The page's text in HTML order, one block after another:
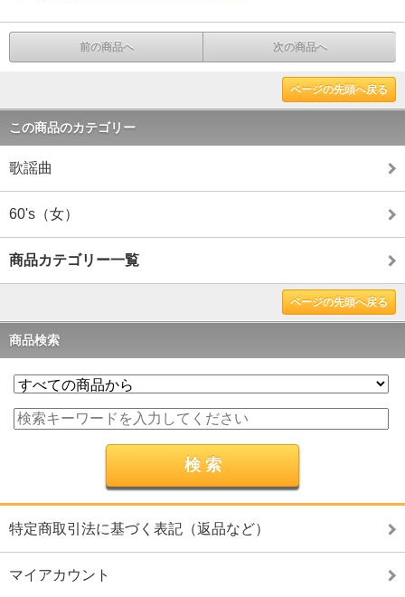
前の商品へ 次の商品へ
ページの先頭へ戻る
この商品のカテゴリー
歌謡曲
60's（女）
商品カテゴリー一覧
ページの先頭へ戻る
商品検索
特定商取引法に基づく表記（返品など）
マイアカウント